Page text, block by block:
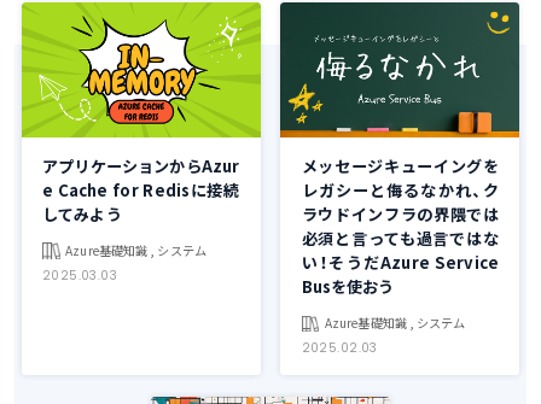
アプリケーションからAzur
e Cache for Redisに接続
してみよう
Azure基礎知識 , システム
2025.03.03
メッセージキューイングを
レガシーと侮るなかれ、ク
ラウドインフラの界隈では
必須と言っても過言ではな
い！そうだAzure Service
Busを使おう
Azure基礎知識 , システム
2025.02.03